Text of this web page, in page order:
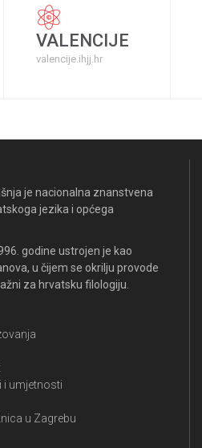
VALENCIJE
valencije.ihjj.hr
je nacionalna znanstvena
jezika i općega
godine ustrojen je kao
u čijem se okrilju provode
za hrvatsku filologiju.
i umjetnosti
u Zagrebu